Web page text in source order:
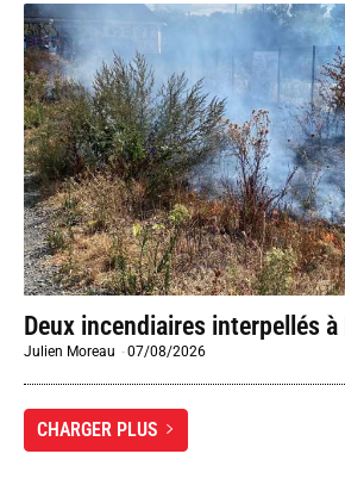
Deux incendiaires interpellés à
Julien Moreau -07/08/2026
CHARGER PLUS